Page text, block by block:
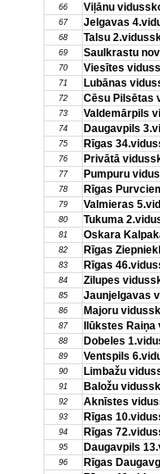
66 Viļānu
67 Jelgavas
68 Talsu
69 Saulkrastu
70 Viesītes
71 Lubānas
72 Cēsu Pilsētas
73 Valdemārpils
74 Daugavpils
75 Rīgas
76 Privātā
77 Pumpuru
78 Rīgas
79 Valmieras
80 Tukuma
81 Oskara
82 Rīgas
83 Rīgas
84 Zilupes
85 Jaunjelgavas
86 Majoru
87 Ilūkstes
88 Dobeles
89 Ventspils
90 Limbažu
91 Baložu
92 Aknīstes
93 Rīgas
94 Rīgas
95 Daugavpils
96 Rīgas